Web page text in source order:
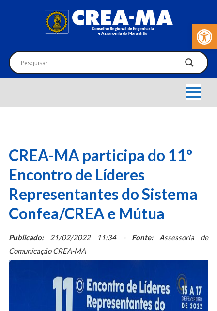
Barra de
CREA-MA participa do 11º
Encontro de Líderes
Representantes do Sistema
Confea/CREA e Mútua
Publicado:21/02/2022 11:34 - Fonte:Assessoria de
Comunicação CREA-MA